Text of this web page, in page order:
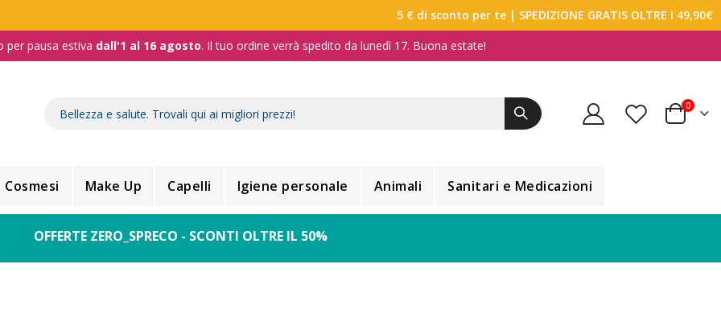
5 € di sconto per te | SPEDIZIONE GRATIS OLTRE I 49,90€
per pausa estiva dall'1 al 16 agosto. Il tuo ordine verrà spedito da lunedì 17. Buona estate!
Carrello
0
Cosmesi Make Up Capelli Igiene personale Animali Sanitari e Medicazioni
OFFERTE ZERO_SPRECO - SCONTI OLTRE IL 50%